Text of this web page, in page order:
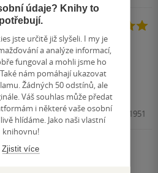
jedním dechem! Knihy od
nemusíte u toho tolik
Kniha, XYZ, 2018, 9788075971951
hodnocení
údaje? Knihy to
potřebují.
jste určitě již slyšeli. I my je
a analýze informací,
fungoval a mohli jsme ho
nám pomáhají ukazovat
Žádných 50 odstínů, ale
Váš souhlas může předat
i některé vaše osobní
hlídáme. Jako naši vlastní
knihovnu!
Zjistit více